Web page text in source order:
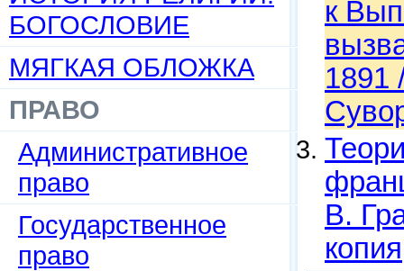
БОГОСЛОВИЕ
МЯГКАЯ ОБЛОЖКА
ПРАВО
Административное
право
Государственное
право
к
1891
В.
копия